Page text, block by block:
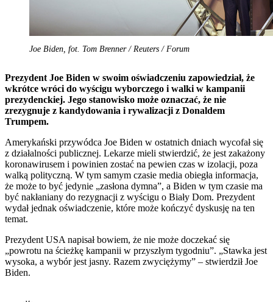
Joe Biden, fot. Tom Brenner / Reuters / Forum
Prezydent Joe Biden w swoim oświadczeniu zapowiedział, że
wkrótce wróci do wyścigu wyborczego i walki w kampanii
prezydenckiej. Jego stanowisko może oznaczać, że nie
zrezygnuje z kandydowania i rywalizacji z Donaldem
Trumpem.
Amerykański przywódca Joe Biden w ostatnich dniach wycofał się
z działalności publicznej. Lekarze mieli stwierdzić, że jest zakażony
koronawirusem i powinien zostać na pewien czas w izolacji, poza
walką polityczną. W tym samym czasie media obiegła informacja,
że może to być jedynie „zasłona dymna”, a Biden w tym czasie ma
być nakłaniany do rezygnacji z wyścigu o Biały Dom. Prezydent
wydał jednak oświadczenie, które może kończyć dyskusję na ten
temat.
Prezydent USA napisał bowiem, że nie może doczekać się
„powrotu na ścieżkę kampanii w przyszłym tygodniu”. „Stawka jest
wysoka, a wybór jest jasny. Razem zwyciężymy” – stwierdził Joe
Biden.